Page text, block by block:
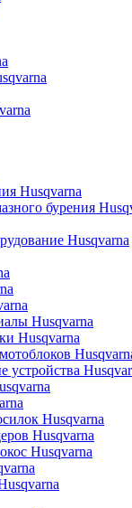
Husqvarna
бурения
Husqvarna
Husqvarna
Husqvarna
устройства
Husqvarna
Husqvarna
Husqvarna